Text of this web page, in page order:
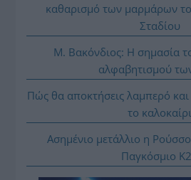
καθαρισμό των μαρμάρων
Σταδίου
Μ. Βακόνδιος: H σημασία
αλφαβητισμού
Πώς θα αποκτήσεις λαμπερό
το καλοκαίρι
Ασημένιο μετάλλιο η
Παγκόσμιο